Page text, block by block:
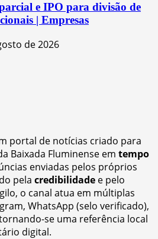
e IPO para divisão de
| Empresas
de 2026
portal de notícias criado para
Baixada Fluminense em tempo
enviadas pelos próprios
pela credibilidade e pelo
o canal atua em múltiplas
WhatsApp (selo verificado),
se uma referência local
digital.